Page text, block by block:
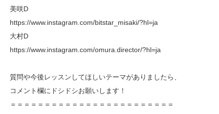
美咲D
https://www.instagram.com/bitstar_misaki/?hl=ja
大村D
https://www.instagram.com/omura.director/?hl=ja
質問や今後レッスンしてほしいテーマがありましたら、
コメント欄にドシドシお願いします！
＝＝＝＝＝＝＝＝＝＝＝＝＝＝＝＝＝＝＝＝＝＝＝＝